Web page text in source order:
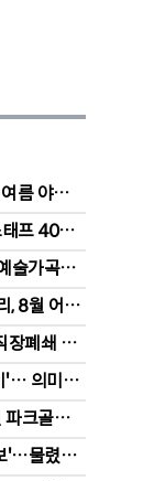
름 야유
프 40명
가곡제’
, 8월 어린
장폐쇄 맞
'… 의미와
파크골프'
'…물렸을